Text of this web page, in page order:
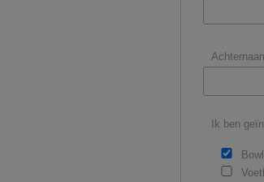
Ik ben